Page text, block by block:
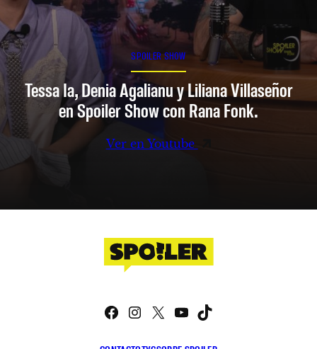
SPOILER SHOW
Tessa Ia, Denia Agalianu y Liliana Villaseñor
en Spoiler Show con Rana Fonk.
Ver en Youtube
Facebook
Instagram
X YouTube